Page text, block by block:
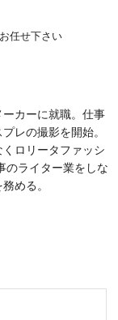
任せ下さい
カーに就職。仕事
レの撮影を開始。
ロリータファッシ
のライター業をしな
める。